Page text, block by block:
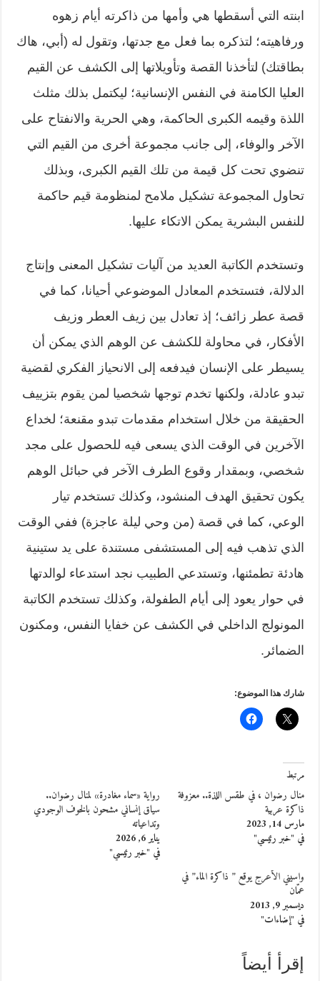
ابنته التي أسقطها هي وأمها من ذاكرته أيام زهوه
ورفاهيته؛ لتذكره بما فعل مع جدتها، وتقول له (أبي، هاك
بطاقتك) لتأخذنا القصة وتأويلاتها إلى الكشف عن القيم
العليا الكامنة في النفس الإنسانية؛ ليكتمل بذلك مثلث
اللذة وقيمه الكبرى الحاكمة، وهي الحرية والانفتاح على
الآخر والوفاء، إلى جانب مجموعة أخرى من القيم التي
تنضوي تحت كل قيمة من تلك القيم الكبرى، وبذلك
تحاول المجموعة تشكيل ملامح لمنظومة قيم حاكمة
للنفس البشرية يمكن الاتكاء عليها.
وتستخدم الكاتبة العديد من آليات تشكيل المعنى وإنتاج
الدلالة، فتستخدم المعادل الموضوعي أحيانا، كما في
قصة عطر زائف؛ إذ تعادل بين زيف العطر وزيف
الأفكار، في محاولة للكشف عن الوهم الذي يمكن أن
يسيطر على الإنسان فيدفعه إلى الانحياز الفكري لقضية
تبدو عادلة، ولكنها تخدم توجها شخصيا لمن يقوم بتزييف
الحقيقة من خلال استخدام مقدمات تبدو مقنعة؛ لخداع
الآخرين في الوقت الذي يسعى فيه للحصول على مجد
شخصي، وبمقدار وقوع الطرف الآخر في حبائل الوهم
يكون تحقيق الهدف المنشود، وكذلك تستخدم تيار
الوعي، كما في قصة (من وحي ليلة عاجزة) ففي الوقت
الذي تذهب فيه إلى المستشفى مستندة على يد ستينية
هادئة تطمئنها، وتستدعي الطبيب نجد استدعاء لوالدتها
في حوار يعود إلى أيام الطفولة، وكذلك تستخدم الكاتبة
المونولج الداخلي في الكشف عن خفايا النفس، ومكنون
الضمائر.
شارك هذا الموضوع:
مرتبط
منال رضوان ، في طقس اللذة.. معزوفة
ذاكرة عربية
مارس 14, 2023
في "خبر رئيسي"
رواية «سماء مغادرة» لمنال رضوان..
سياق إنساني مشحون بالخوف الوجودي
وتداعياته
يناير 6, 2026
في "خبر رئيسي"
واسيني الأعرج يوقع ” ذاكرة الماء” في
عمّان
ديسمبر 9, 2013
في "إضاءات"
إقرأ أيضاً